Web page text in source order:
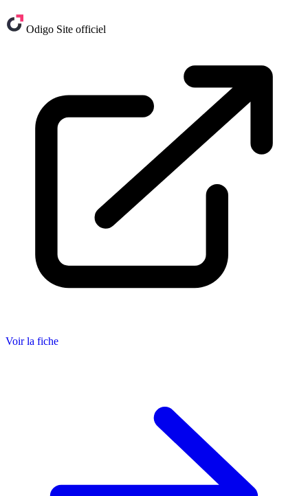
Odigo Site officiel
Voir la fiche